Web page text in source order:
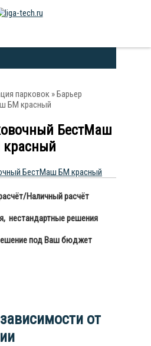
парковок » Барьер
БМ красный
БестМаш
красный
Наличный расчёт
нестандартные решения
под Ваш бюджет
от